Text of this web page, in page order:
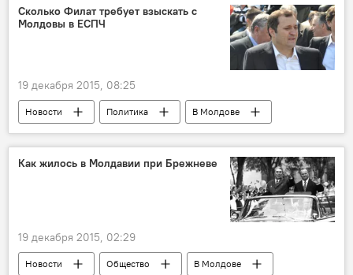
Виктор Жук
Сколько Филат требует взыскать с
Молдовы в ЕСПЧ
19 декабря 2015, 08:25
Новости Политика
В Молдове
Республика Молдова
Владимир Филат
тюрьма
Как жилось в Молдавии при Брежневе
19 декабря 2015, 02:29
Новости Общество
В Молдове